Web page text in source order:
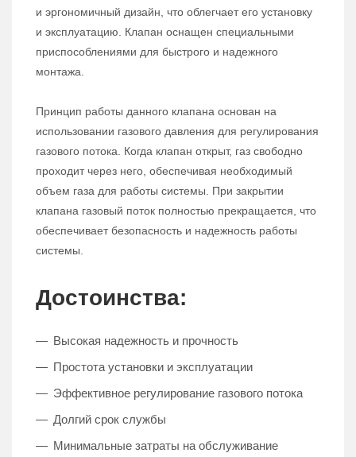
и эргономичный дизайн, что облегчает его установку
и эксплуатацию. Клапан оснащен специальными
приспособлениями для быстрого и надежного
монтажа.
Принцип работы данного клапана основан на
использовании газового давления для регулирования
газового потока. Когда клапан открыт, газ свободно
проходит через него, обеспечивая необходимый
объем газа для работы системы. При закрытии
клапана газовый поток полностью прекращается, что
обеспечивает безопасность и надежность работы
системы.
Достоинства:
Высокая надежность и прочность
Простота установки и эксплуатации
Эффективное регулирование газового потока
Долгий срок службы
Минимальные затраты на обслуживание